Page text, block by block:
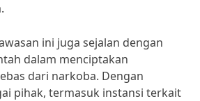
ini juga sejalan dengan
dalam menciptakan
dari narkoba. Dengan
pihak, termasuk instansi terkait